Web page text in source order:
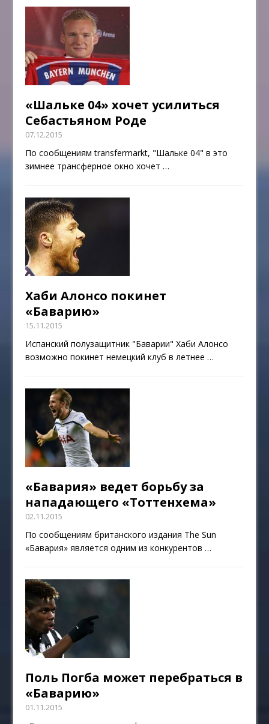
«Шальке 04» хочет усилиться
Себастьяном Роде
07.12.2015
По сообщениям transfermarkt, "Шальке 04" в это
зимнее трансферное окно хочет…
Хаби Алонсо покинет
«Баварию»
15.11.2015
Испанский полузащитник "Баварии" Хаби Алонсо
возможно покинет немецкий клуб в летнее…
«Бавария» ведет борьбу за
нападающего «Тоттенхема»
02.11.2015
По сообщениям британского издания The Sun
«Бавария» является одним из конкурентов…
Поль Погба может перебраться в
«Баварию»
01.11.2015